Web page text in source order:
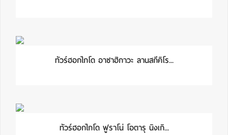
ทัวร์ฮอกไกโด อาซาฮิกาวะ ลานสกีคิโร...
ทัวร์ฮอกไกโด ฟูราโน่ โอตารุ นิงเกิ...